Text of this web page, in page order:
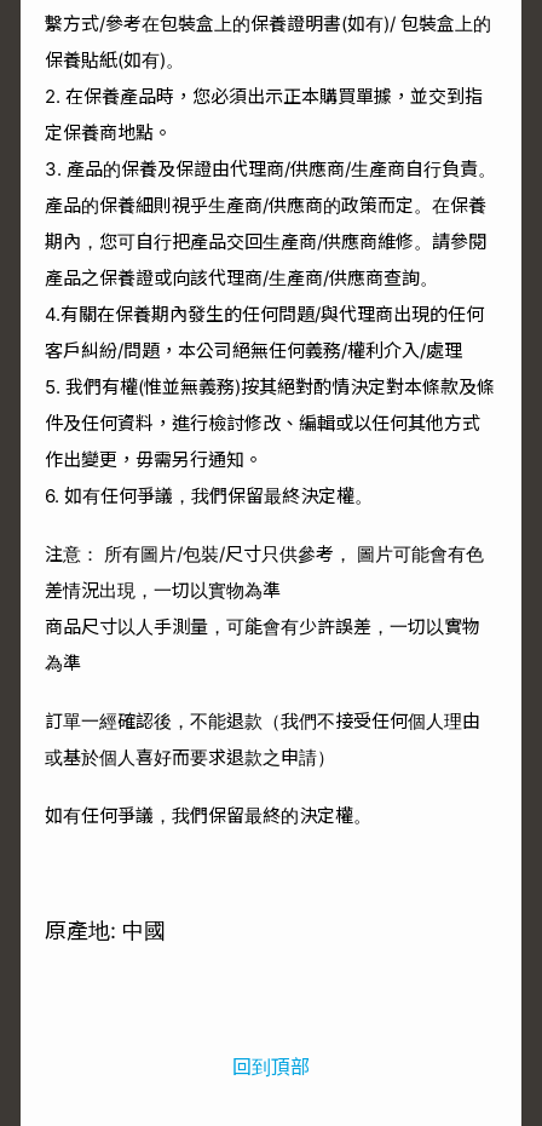
繫方式/參考在包裝盒上的保養證明書(如有)/ 包裝盒上的
保養貼紙(如有)。
2. 在保養產品時，您必須出示正本購買單據，並交到指
定保養商地點。
3. 產品的保養及保證由代理商/供應商/生產商自行負責。
產品的保養細則視乎生產商/供應商的政策而定。在保養
期內，您可自行把產品交回生產商/供應商維修。請參閱
產品之保養證或向該代理商/生產商/供應商查詢。
4.有關在保養期內發生的任何問題/與代理商出現的任何
客戶糾紛/問題，本公司絕無任何義務/權利介入/處理
5. 我們有權(惟並無義務)按其絕對酌情決定對本條款及條
件及任何資料，進行檢討修改、編輯或以任何其他方式
作出變更，毋需另行通知。
6. 如有任何爭議，我們保留最終決定權。
注意： 所有圖片/包裝/尺寸只供參考， 圖片可能會有色
差情況出現，一切以實物為準
商品尺寸以人手測量，可能會有少許誤差，一切以實物
為準
訂單一經確認後，不能退款（我們不接受任何個人理由
或基於個人喜好而要求退款之申請）
如有任何爭議，我們保留最終的決定權。
原產地: 中國
回到頂部